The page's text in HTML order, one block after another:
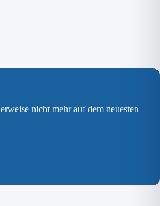
nicht mehr auf dem neuesten